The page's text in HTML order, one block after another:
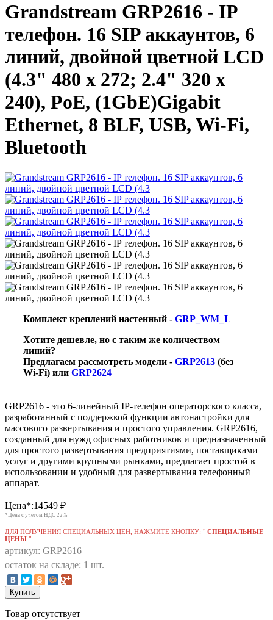
Grandstream GRP2616 - IP
телефон. 16 SIP аккаунтов, 6
линий, двойной цветной LCD
(4.3" 480 x 272; 2.4" 320 x
240), PoE, (1GbE)Gigabit
Ethernet, 8 BLF, USB, Wi-Fi,
Bluetooth
Комплект креплений настенный - GRP_WM_L
Хотите дешевле, но с таким же количеством
линий?
Предлагаем рассмотреть модели - GRP2613 (без
Wi-Fi) или GRP2624
GRP2616 - это 6-линейный IP-телефон операторского класса,
разработанный с поддержкой функции автонастройки для
массового развертывания и простого управления. GRP2616,
созданный для нужд офисных работников и предназначенный
для простого развертывания предприятиями, поставщиками
услуг и другими крупными рынками, предлагает простой в
использовании и удобный для развертывания телефонный
аппарат.
Цена*:14549 ₽
*Цена с учетом НДС 22%
ДЛЯ ПОЛУЧЕНИЯ СПЕЦИАЛЬНЫХ ЦЕН, НАЖМИТЕ КНОПКУ: " СПЕЦИАЛЬНЫЕ
ЦЕНЫ "
артикул: GRP2616
остаток на складе: 1 шт.
Купить
Товар отсутствует